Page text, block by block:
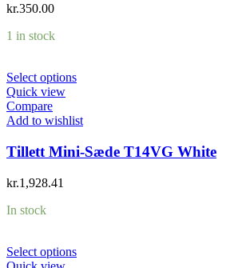
kr.350.00
1 in stock
Select options
Quick view
Compare
Add to wishlist
Tillett Mini-Sæde T14VG White
kr.1,928.41
In stock
Select options